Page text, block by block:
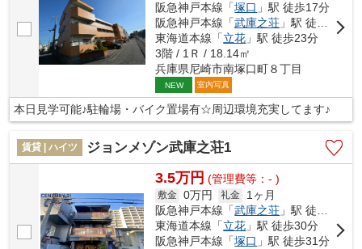
阪急神戸本線「塚口 」駅 徒歩17分
阪急神戸本線「武庫之荘 」駅 徒歩19分
東海道本線「立花 」駅 徒歩23分
3階 / 1Ｒ / 18.14㎡
兵庫県尼崎市南塚口町８丁目
NEW 室内写真
本日見学可能♪駐輪場・バイク置場有☆周辺環境充実してます♪
賃貸 | ハイツ ジョンメゾン武庫之荘1
3.5万円 (管理費等：- )
敷金 0万円 礼金
1ヶ月
阪急神戸本線「武庫之荘 」駅 徒歩5分
東海道本線「立花 」駅 徒歩30分
阪急神戸本線「塚口 」駅 徒歩31分